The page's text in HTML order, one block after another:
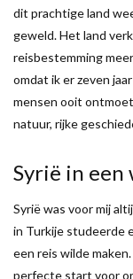
dit prachtige land
geweld. Het land
reisbestemming
omdat ik er zeven
mensen ooit
natuur, rijke
Syrië in een
Syrië was voor mij
in Turkije studeerde
een reis wilde
perfecte start voor